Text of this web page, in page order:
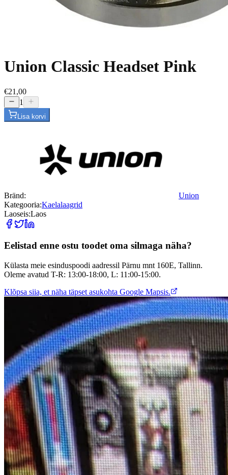
Union Classic Headset Pink
€21,00
1
Lisa korvi
Bränd:
Union
Kategooria:Kaelalaagrid
Laoseis:Laos
Eelistad enne ostu toodet oma silmaga näha?
Külasta meie esinduspoodi aadressil Pärnu mnt 160E, Tallinn.
Oleme avatud T-R: 13:00-18:00, L: 11:00-15:00.
Klõpsa siia, et näha täpset asukohta Google Mapsis.